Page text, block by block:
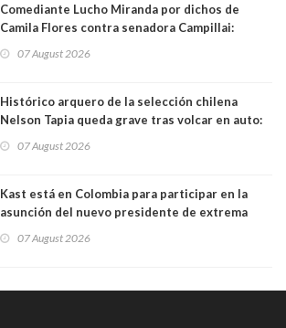
Comediante Lucho Miranda por dichos de
Camila Flores contra senadora Campillai:
forma de quitar dignidad"
07 August 2026
Histórico arquero de la selección chilena
Nelson Tapia queda grave tras volcar en auto:
07 August 2026
Kast está en Colombia para participar en la
asunción del nuevo presidente de extrema
07 August 2026